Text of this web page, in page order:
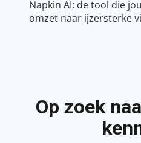
Napkin AI: de tool die
omzet naar ijzersterke
Op zoek